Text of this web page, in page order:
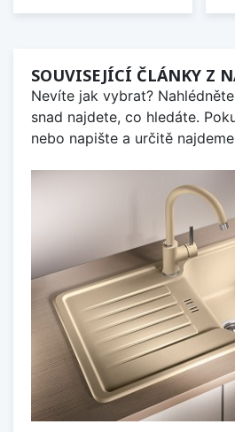
SOUVISEJÍCÍ ČLÁNKY Z
Nevíte jak vybrat?
snad najdete, co hledáte.
nebo napište a určitě